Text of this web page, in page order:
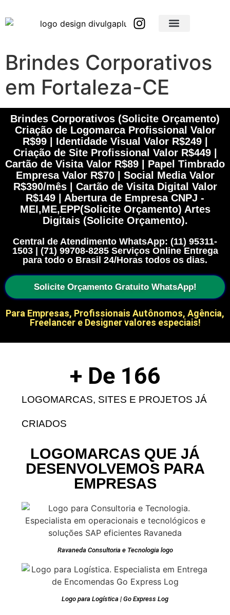
Brindes Corporativos
em Fortaleza-CE
Brindes Corporativos (Solicite Orçamento)
Criação de Logomarca Profissional Valor
R$99 | Identidade Visual Valor R$249 |
Criação de Site Profissional Valor R$449 |
Cartão de Visita Valor R$89 | Papel Timbrado
Empresa Valor R$70 | Social Media Valor
R$390/mês | Cartão de Visita Digital Valor
R$149 | Abertura de Empresa CNPJ -
MEI,ME,EPP(Solicite Orçamento) Artes
Digitais (Solicite Orçamento).
Central de Atendimento WhatsApp: (11) 95311-
1503 | (71) 99708-8285 Serviços Online Entrega
para todo o Brasil 24/Horas todos os dias.
Solicite Orçamento Gratuito WhatsApp!
Para Empresas, Profissionais Autônomos, Agência,
Freelancer e Designer valores especiais!
LOGOMARCAS, SITES E PROJETOS JÁ
CRIADOS
+ De 166
LOGOMARCAS QUE JÁ
DESENVOLVEMOS PARA
EMPRESAS
Ravaneda Consultoria e Tecnologia logo
Logo para Logística | Go Express Log